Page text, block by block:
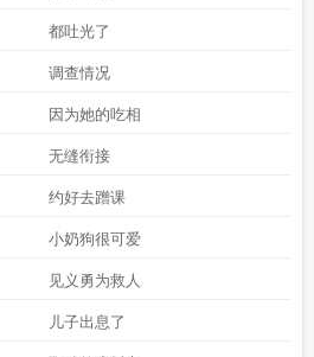
都吐光了
调查情况
因为她的吃相
无缝衔接
约好去蹭课
小奶狗很可爱
见义勇为救人
儿子出息了